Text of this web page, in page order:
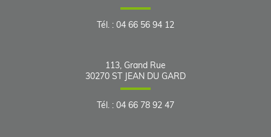
Tél. : 04 66 56 94 12
113, Grand Rue
30270 ST JEAN DU GARD
Tél. : 04 66 78 92 47